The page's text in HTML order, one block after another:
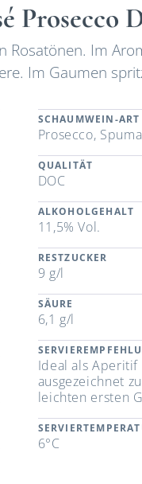
Rosatönen. Im
Im Gaumen
SCHAUMWEIN-ART
Prosecco,
QUALITÄT
DOC
ALKOHOLGEHALT
11,5% Vol.
RESTZUCKER
9 g/l
SÄURE
6,1 g/l
Ideal als Aperitif
ausgezeichnet
leichten ersten
6°C